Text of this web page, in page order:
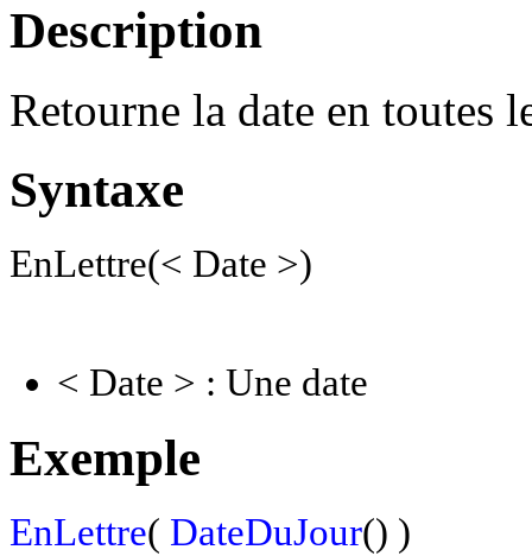
Description
Retourne la date en toutes
Syntaxe
EnLettre(< Date >)
< Date > : Une date
Exemple
EnLettre( DateDuJour() )